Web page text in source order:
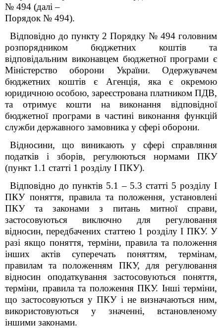
№ 494 (далі –
Порядок № 494).
Відповідно до пункту 2 Порядку № 494 головним
розпорядником бюджетних коштів та
відповідальним виконавцем бюджетної програми є
Міністерство оборони України. Одержувачем
бюджетних коштів є Агенція, яка є окремою
юридичною особою, зареєстрована платником ПДВ,
та отримує кошти на виконання відповідної
бюджетної програми в частині виконання функцій
служби державного замовника у сфері оборони.
Відносини, що виникають у сфері справляння
податків і зборів, регулюються нормами ПКУ
(пункт 1.1 статті 1 розділу I ПКУ).
Відповідно до пунктів 5.1 – 5.3 статті 5 розділу I
ПКУ поняття, правила та положення, установлені
ПКУ та законами з питань митної справи,
застосовуються виключно для регулювання
відносин, передбачених статтею 1 розділу I ПКУ. У
разі якщо поняття, терміни, правила та положення
інших актів суперечать поняттям, термінам,
правилам та положенням ПКУ, для регулювання
відносин оподаткування застосовуються поняття,
терміни, правила та положення ПКУ. Інші терміни,
що застосовуються у ПКУ і не визначаються ним,
використовуються у значенні, встановленому
іншими законами.